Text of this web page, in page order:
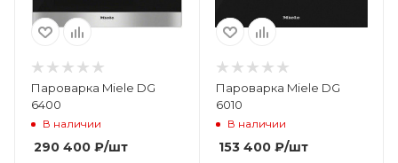
Пароварка Miele DG
6400
В наличии
290 400 ₽/шт
Пароварка Miele DG
6010
В наличии
153 400₽/шт